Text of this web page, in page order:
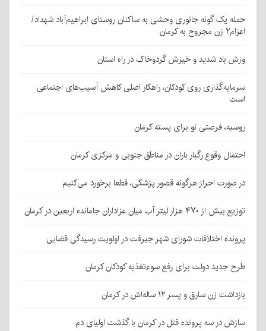
حمله یک گونه جانوری وحشی به ساکنان روستای ابراهیم‌آباد شهداد/
اعزام۲ زن مجروح به کرمان
وزش باد شدید و خیزش گردوخاک در راه استان
سرمایه‌گذاری روی کودکان، راهکار اصلی کاهش آسیب‌های اجتماعی
است
روسیه، فرصتی نو برای پسته کرمان
احتمال وقوع رگبار باران در مناطق جنوبی و مرکزی کرمان
در صورت احراز هرگونه قصور پزشکی، قطعا برخورد می‌کنیم
توزیع بیش از ۴۷۰ هزار لیتر آب میان عزاداران جامانده اربعین در کرمان
پرونده اختلافات شورای شهر جیرفت در اولویت رسیدگی قضایی
طرح جدید دولت برای رفع سوءتغذیه کودکان کرمان
بازداشت زن سارق و پسر ۱۲ ساله‌اش در کرمان
سازش در سه پرونده قتل در کرمان با گذشت اولیای دم